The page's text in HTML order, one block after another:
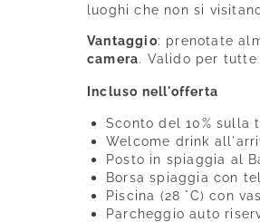
luoghi che non si
Vantaggio: prenotate
camera. Valido per
Incluso nell'offerta
Sconto del 10%
Welcome drink
Posto in spiaggia al
Borsa spiaggia con
Piscina (28 °C) con
Parcheggio auto